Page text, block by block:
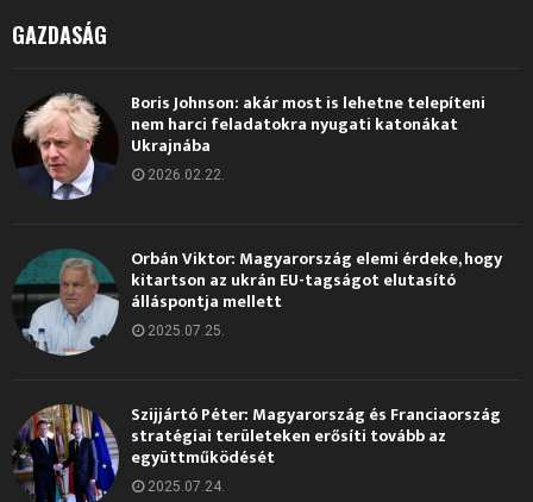
GAZDASÁG
Boris Johnson: akár most is lehetne telepíteni
nem harci feladatokra nyugati katonákat
Ukrajnába
2026.02.22.
Orbán Viktor: Magyarország elemi érdeke, hogy
kitartson az ukrán EU-tagságot elutasító
álláspontja mellett
2025.07.25.
Szijjártó Péter: Magyarország és Franciaország
stratégiai területeken erősíti tovább az
együttműködését
2025.07.24.